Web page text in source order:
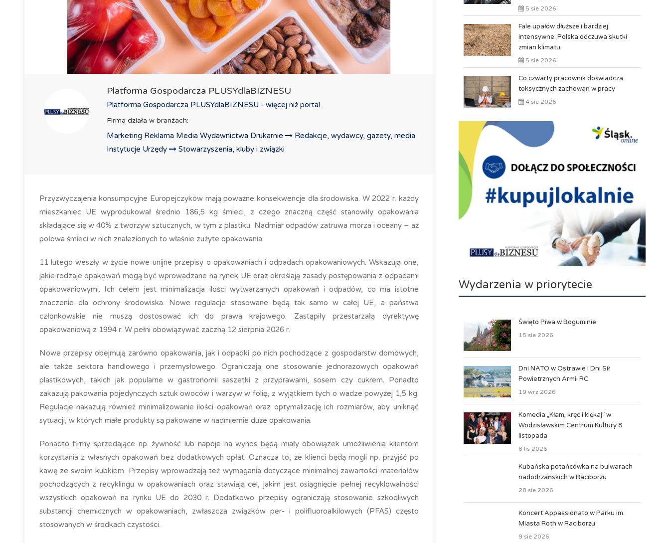
Platforma Gospodarcza PLUSYdlaBIZNESU
Platforma Gospodarcza PLUSYdlaBIZNESU - więcej niż portal
Firma działa w branżach:
Marketing Reklama Media Wydawnictwa Drukarnie
Redakcje, wydawcy, gazety, media
Instytucje Urzędy
Stowarzyszenia, kluby i związki
Przyzwyczajenia konsumpcyjne Europejczyków mają poważne konsekwencje dla środowiska. W 2022 r. każdy
mieszkaniec UE wyprodukował średnio 186,5 kg śmieci, z czego znaczną część stanowiły opakowania
składające się w 40% z tworzyw sztucznych, w tym z plastiku. Nadmiar odpadów zatruwa morza i oceany – aż
połowa śmieci w nich znalezionych to właśnie zużyte opakowania.
11 lutego weszły w życie nowe unijne przepisy o opakowaniach i odpadach opakowaniowych. Wskazują one,
jakie rodzaje opakowań mogą być wprowadzane na rynek UE oraz określają zasady postępowania z odpadami
opakowaniowymi. Ich celem jest minimalizacja ilości wytwarzanych opakowań i odpadów, co ma istotne
znaczenie dla ochrony środowiska. Nowe regulacje stosowane będą tak samo w całej UE, a państwa
członkowskie nie muszą dostosować ich do prawa krajowego. Zastąpiły przestarzałą dyrektywę
opakowaniową z 1994 r. W pełni obowiązywać zaczną 12 sierpnia 2026 r.
Nowe przepisy obejmują zarówno opakowania, jak i odpadki po nich pochodzące z gospodarstw domowych,
ale także sektora handlowego i przemysłowego. Ograniczają one stosowanie jednorazowych opakowań
plastikowych, takich jak popularne w gastronomii saszetki z przyprawami, sosem czy cukrem. Ponadto
zakazują pakowania pojedynczych sztuk owoców i warzyw w folię, z wyjątkiem tych o wadze powyżej 1,5 kg.
Regulacje nakazują również minimalizowanie ilości opakowań oraz optymalizację ich rozmiarów, aby uniknąć
sytuacji, w których małe produkty są pakowane w nadmiernie duże opakowania.
Ponadto firmy sprzedające np. żywność lub napoje na wynos będą miały obowiązek umożliwienia klientom
korzystania z własnych opakowań bez dodatkowych opłat. Oznacza to, że klienci będą mogli np. przyjść po
kawę ze swoim kubkiem. Przepisy wprowadzają też wymagania dotyczące minimalnej zawartości materiałów
pochodzących z recyklingu w opakowaniach oraz stawiają cel, jakim jest osiągnięcie pełnej recyklowalności
wszystkich opakowań na rynku UE do 2030 r. Dodatkowo przepisy ograniczają stosowanie szkodliwych
substancji chemicznych w opakowaniach, zwłaszcza związków per- i polifluoroalkilowych (PFAS) często
stosowanych w środkach czystości.
5 sie 2026
Fale upałów dłuższe i bardziej
intensywne. Polska odczuwa skutki
zmian klimatu
5 sie 2026
Co czwarty pracownik doświadcza
toksycznych zachowań w pracy
4 sie 2026
Wydarzenia w priorytecie
Święto Piwa w Boguminie
15 sie 2026
Dni NATO w Ostrawie i Dni Sił
Powietrznych Armii RC
19 wrz 2026
Komedia „Kłam, kręć i klękaj” w
Wodzisławskim Centrum Kultury 8
listopada
8 lis 2026
Kubańska potańcówka na bulwarach
nadodrzańskich w Raciborzu
28 sie 2026
Koncert Appassionato w Parku im.
Miasta Roth w Raciborzu
9 sie 2026